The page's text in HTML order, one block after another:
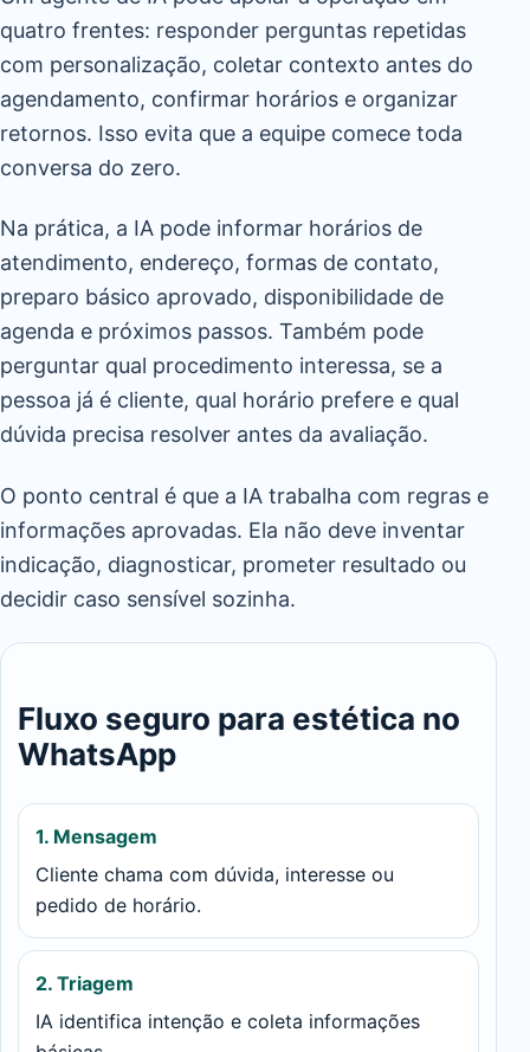
quatro frentes: responder perguntas repetidas
com personalização, coletar contexto antes do
agendamento, confirmar horários e organizar
retornos. Isso evita que a equipe comece toda
conversa do zero.
Na prática, a IA pode informar horários de
atendimento, endereço, formas de contato,
preparo básico aprovado, disponibilidade de
agenda e próximos passos. Também pode
perguntar qual procedimento interessa, se a
pessoa já é cliente, qual horário prefere e qual
dúvida precisa resolver antes da avaliação.
O ponto central é que a IA trabalha com regras e
informações aprovadas. Ela não deve inventar
indicação, diagnosticar, prometer resultado ou
decidir caso sensível sozinha.
Fluxo seguro para estética no
WhatsApp
1. Mensagem
Cliente chama com dúvida, interesse ou
pedido de horário.
2. Triagem
IA identifica intenção e coleta informações